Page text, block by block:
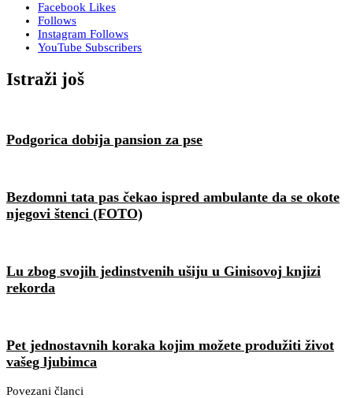
Facebook Likes
Follows
Instagram Follows
YouTube Subscribers
Istraži još
Podgorica dobija pansion za pse
Bezdomni tata pas čekao ispred ambulante da se okote
njegovi štenci (FOTO)
Lu zbog svojih jedinstvenih ušiju u Ginisovoj knjizi
rekorda
Pet jednostavnih koraka kojim možete produžiti život
vašeg ljubimca
Povezani članci